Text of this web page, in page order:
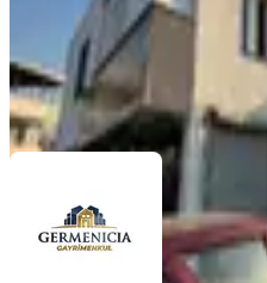
Germenicia Gayrimenkul
Ara